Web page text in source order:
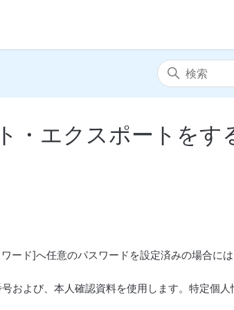
・エクスポートをす
ード]へ任意のパスワードを設定済みの場合に
および、本人確認資料を使用します。特定個